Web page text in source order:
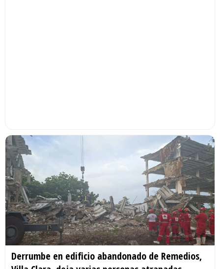
Derrumbe en edificio abandonado de Remedios,